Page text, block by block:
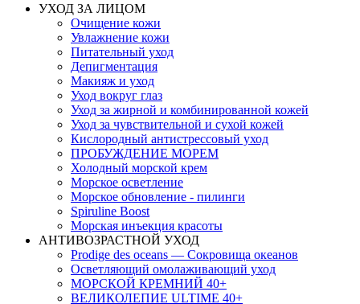
УХОД ЗА ЛИЦОМ
Очищение кожи
Увлажнение кожи
Питательный уход
Депигментация
Макияж и уход
Уход вокруг глаз
Уход за жирной и комбинированной кожей
Уход за чувствительной и сухой кожей
Кислородный антистрессовый уход
ПРОБУЖДЕНИЕ МОРЕМ
Холодный морской крем
Морское осветление
Морское обновление - пилинги
Spiruline Boost
Морская инъекция красоты
АНТИВОЗРАСТНОЙ УХОД
Prodige des oceans — Сокровища океанов
Осветляющий омолаживающий уход
МОРСКОЙ КРЕМНИЙ 40+
ВЕЛИКОЛЕПИЕ ULTIME 40+